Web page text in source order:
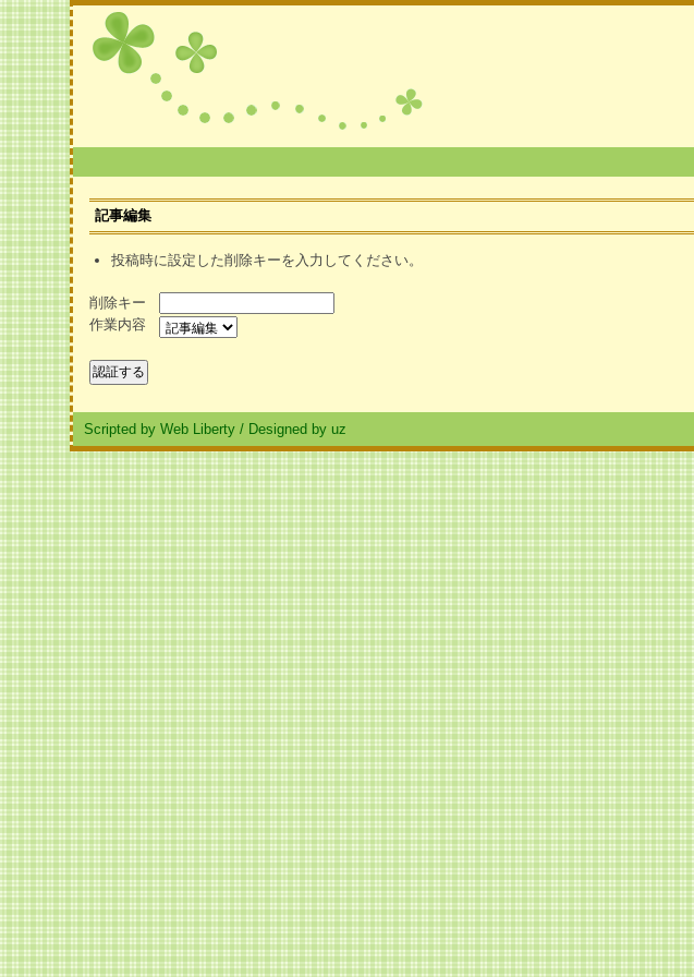
記事編集
投稿時に設定した削除キーを入力してください。
削除キー
作業内容
Scripted by Web Liberty / Designed by uz